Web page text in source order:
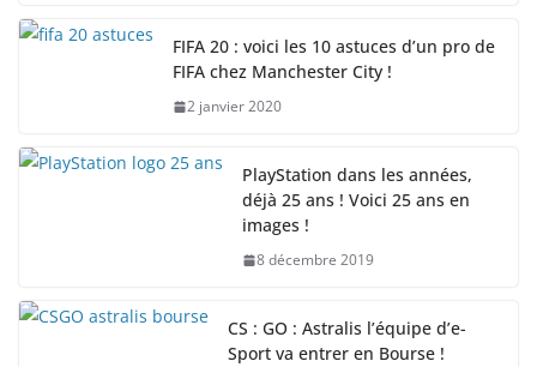
FIFA 20 : voici les 10 astuces d’un pro de
FIFA chez Manchester City !
2 janvier 2020
PlayStation dans les années,
déjà 25 ans ! Voici 25 ans en
images !
8 décembre 2019
CS : GO : Astralis l’équipe d’e-
Sport va entrer en Bourse !